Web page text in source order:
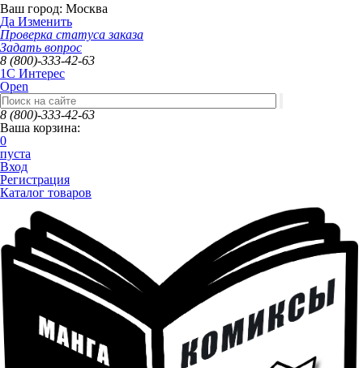
Ваш город: Москва
Да Изменить
Проверка статуса заказа
Задать вопрос
8 (800)-333-42-63
1C Интерес
Open
8 (800)-333-42-63
Ваша корзина:
0
пуста
Вход
Регистрация
Каталог товаров